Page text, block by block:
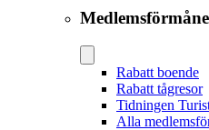
Rabatt boende
Rabatt tågresor
Tidningen
Alla